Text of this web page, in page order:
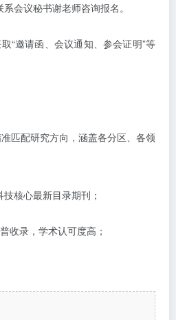
会议秘书谢老师咨询报名。
“邀请函、会议通知、参会证明”等
匹配研究方向，涵盖各分区、各领
技核心最新目录期刊；
收录，学术认可度高；